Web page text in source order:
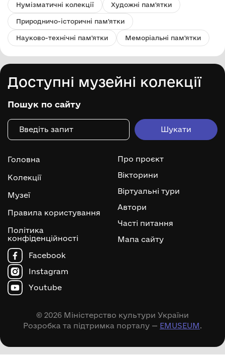
Нумізматичні колекції Художні пам'ятки
Природничо-історичні пам'ятки
Науково-технічні пам'ятки Меморіальні пам'ятки
Доступні музейні колекції
Пошук по сайту
Головна
Колекції
Музеї
Правила користування
Політика
конфіденційності
Про проєкт
Вікторини
Віртуальні тури
Автори
Часті питання
Мапа сайту
Facebook
Instagram
Youtube
© 2026 Міністерство культури України
Розробка та підтримка порталу — EMUSEUM.